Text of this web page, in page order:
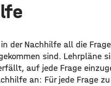
der Nachhilfe all die
sind. Lehrpläne
auf jede Frage
an: Für jede Frage